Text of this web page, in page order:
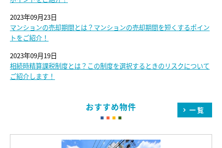
2023年09月23日
マンションの売却期間とは？マンションの売却期間を短くするポイン
トをご紹介！
2023年09月19日
相続時精算課税制度とは？この制度を選択するときのリスクについて
ご紹介します！
おすすめ物件 一覧